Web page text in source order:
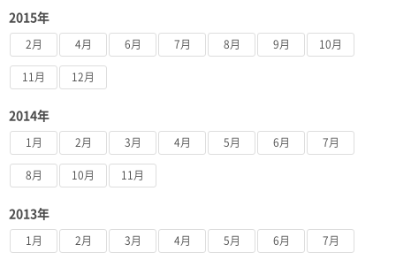
2015年
2月 4月 6月 7月 8月 9月 10月
11月 12月
2014年
1月 2月 3月 4月 5月 6月 7月
8月 10月 11月
2013年
1月 2月 3月 4月 5月 6月 7月